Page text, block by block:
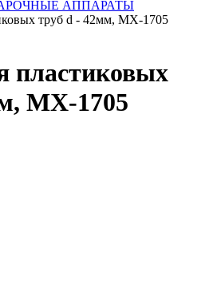
АППАРАТЫ
труб d - 42мм, МХ-1705
пластиковых
МХ-1705